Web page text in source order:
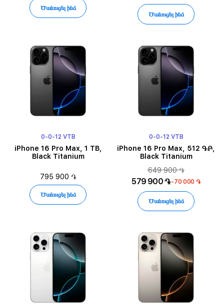
Ծանուցել ինձ
Ծանուցել ինձ
0-0-12 VTB
iPhone 16 Pro Max, 1 TB,
Black Titanium
795 900 ֏
Ծանուցել ինձ
0-0-12 VTB
iPhone 16 Pro Max, 512 ԳԲ,
Black Titanium
649 900 ֏
579 900 ֏ -70 000 ֏
Ծանուցել ինձ